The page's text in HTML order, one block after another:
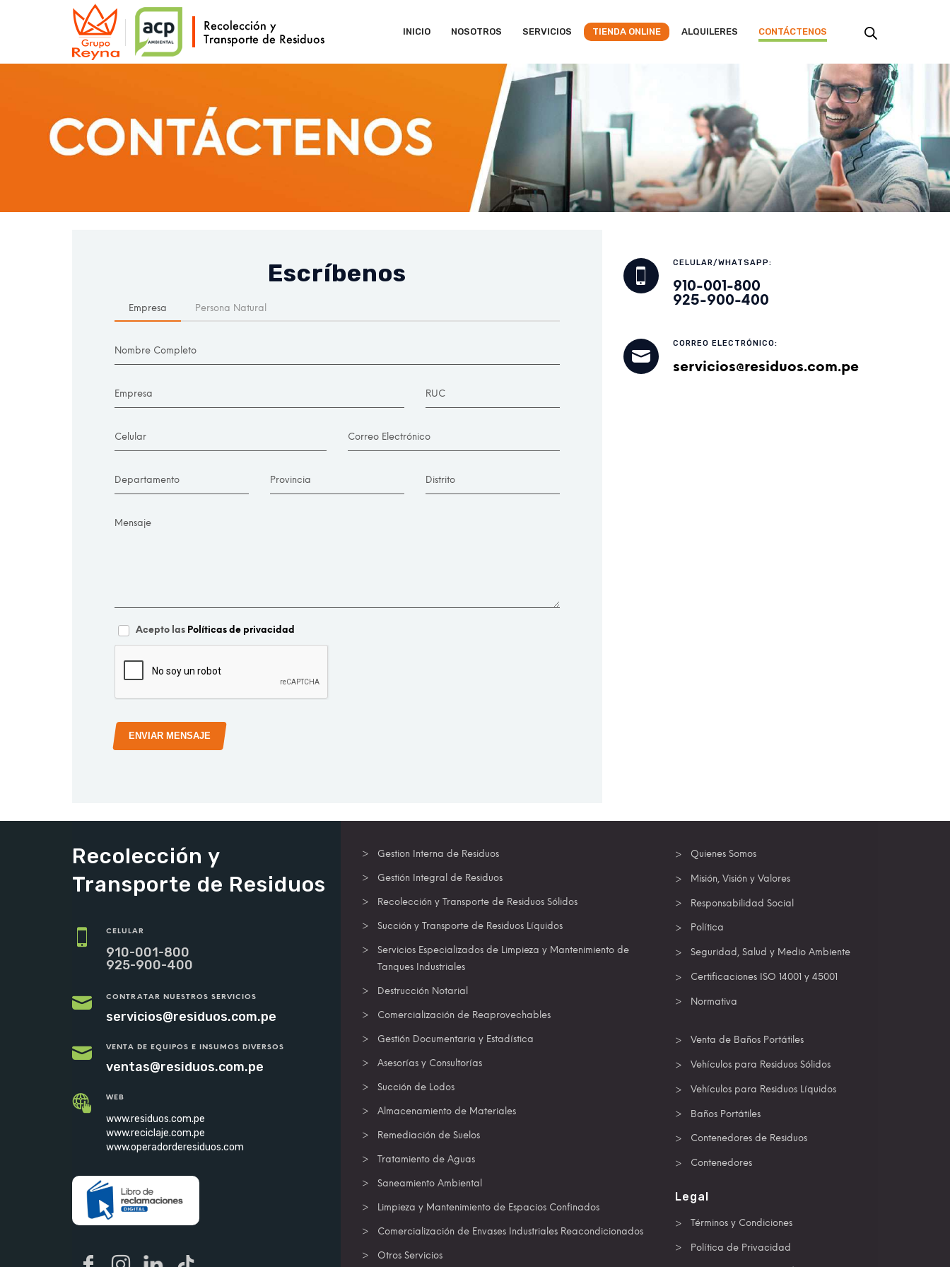
INICIO NOSOTROS SERVICIOS TIENDA ONLINE ALQUILERES CONTÁCTENOS
Escríbenos
Empresa Persona Natural
Nombre Completo
Empresa RUC
Celular Correo Electrónico
Departamento Provincia Distrito
Mensaje
Acepto las Políticas de privacidad
ENVIAR MENSAJE
CELULAR/WHATSAPP:
910-001-800
925-900-400
CORREO ELECTRÓNICO:
servicios@residuos.com.pe
Recolección y
Transporte de Residuos
CELULAR
910-001-800
925-900-400
CONTRATAR NUESTROS SERVICIOS
servicios@residuos.com.pe
VENTA DE EQUIPOS E INSUMOS DIVERSOS
ventas@residuos.com.pe
WEB
www.residuos.com.pe
www.reciclaje.com.pe
www.operadorderesiduos.com
Gestion Interna de Residuos
Gestión Integral de Residuos
Recolección y Transporte de Residuos Sólidos
Succión y Transporte de Residuos Líquidos
Servicios Especializados de Limpieza y Mantenimiento de
Tanques Industriales
Destrucción Notarial
Comercialización de Reaprovechables
Gestión Documentaria y Estadística
Asesorías y Consultorías
Succión de Lodos
Almacenamiento de Materiales
Remediación de Suelos
Tratamiento de Aguas
Saneamiento Ambiental
Limpieza y Mantenimiento de Espacios Confinados
Comercialización de Envases Industriales Reacondicionados
Otros Servicios
Quienes Somos
Misión, Visión y Valores
Responsabilidad Social
Política
Seguridad, Salud y Medio Ambiente
Certificaciones ISO 14001 y 45001
Normativa
Venta de Baños Portátiles
Vehículos para Residuos Sólidos
Vehículos para Residuos Líquidos
Baños Portátiles
Contenedores de Residuos
Contenedores
Legal
Términos y Condiciones
Política de Privacidad